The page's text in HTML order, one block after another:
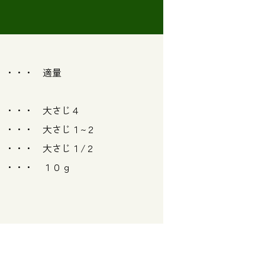
・ 適量
大さじ４
さじ１~２
さじ１/２
・・ １０ｇ